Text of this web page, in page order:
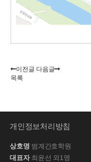
이전글 다음글
목록
개인정보처리방침
상호명 범계간호학원
대표자최윤선 외1명